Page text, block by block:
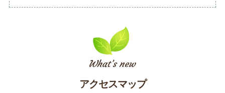
アクセスマップ